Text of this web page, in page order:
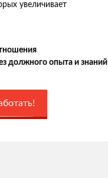
увеличивает
должного опыта и знаний